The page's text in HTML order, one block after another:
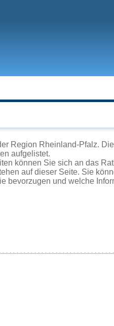
Region Rheinland-Pfalz.
aufgelistet.
können Sie sich an das
auf dieser Seite. Sie
bevorzugen und welche